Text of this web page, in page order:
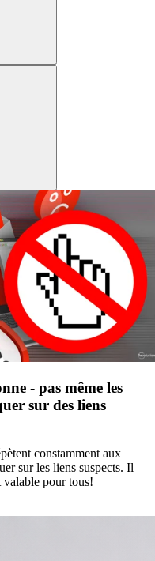
- pas même les
sur des liens
constamment aux
sur les liens suspects. Il
valable pour tous!